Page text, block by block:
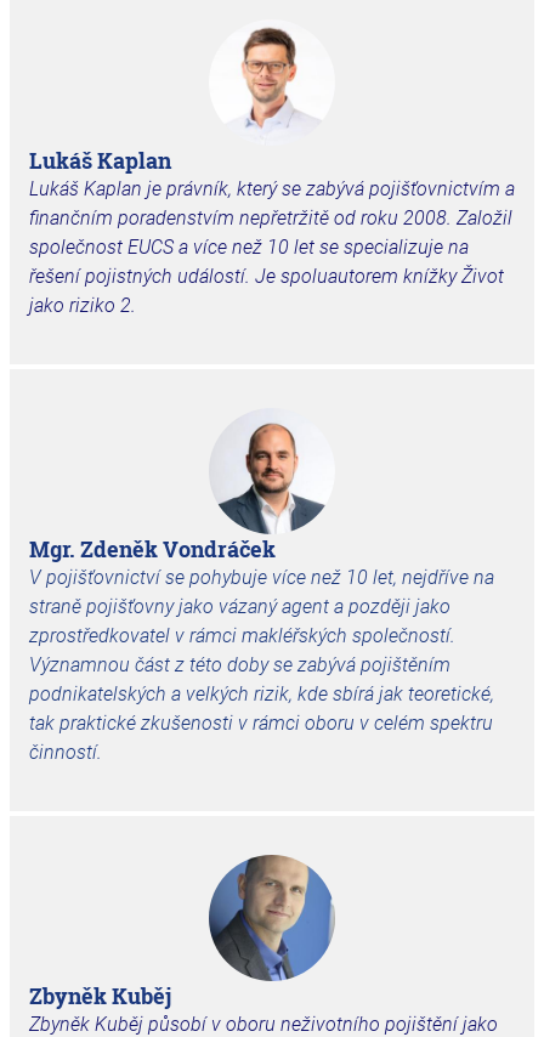
Lukáš Kaplan
Lukáš Kaplan je právník, který se zabývá pojišťovnictvím a
finančním poradenstvím nepřetržitě od roku 2008. Založil
společnost EUCS a více než 10 let se specializuje na
řešení pojistných událostí. Je spoluautorem knížky Život
jako riziko 2.
Mgr. Zdeněk Vondráček
V pojišťovnictví se pohybuje více než 10 let, nejdříve na
straně pojišťovny jako vázaný agent a později jako
zprostředkovatel v rámci makléřských společností.
Významnou část z této doby se zabývá pojištěním
podnikatelských a velkých rizik, kde sbírá jak teoretické,
tak praktické zkušenosti v rámci oboru v celém spektru
činností.
Zbyněk Kuběj
Zbyněk Kuběj působí v oboru neživotního pojištění jako